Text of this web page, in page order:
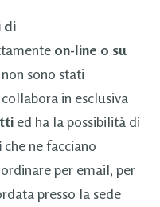
di
on-line o su
sono stati
collabora in esclusiva
ed ha la possibilità di
che ne facciano
per email, per
presso la sede